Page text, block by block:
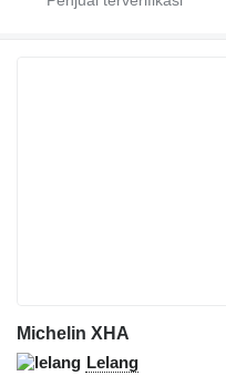
Michelin XHA
Lelang